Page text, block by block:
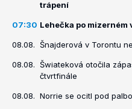
trápení
07:30 Lehečka po mizerném
08.08. Šnajderová v Torontu
08.08. Šwiateková otočila
čtvrtfinále
08.08. Norrie se ocitl pod